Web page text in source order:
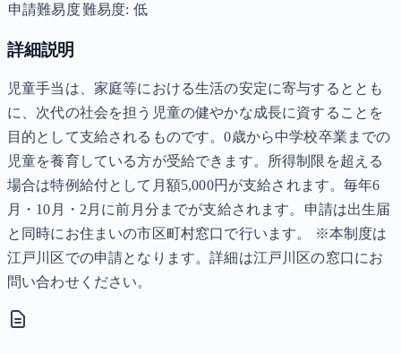
申請難易度難易度: 低
詳細説明
児童手当は、家庭等における生活の安定に寄与するととも
に、次代の社会を担う児童の健やかな成長に資することを
目的として支給されるものです。0歳から中学校卒業までの
児童を養育している方が受給できます。所得制限を超える
場合は特例給付として月額5,000円が支給されます。毎年6
月・10月・2月に前月分までが支給されます。申請は出生届
と同時にお住まいの市区町村窓口で行います。 ※本制度は
江戸川区での申請となります。詳細は江戸川区の窓口にお
問い合わせください。